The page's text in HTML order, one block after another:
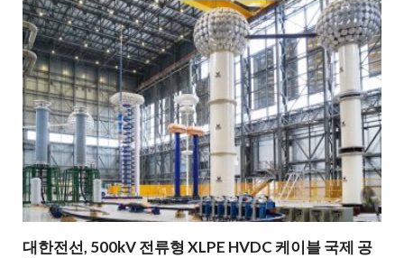
대한전선, 500kV 전류형 XLPE HVDC 케이블 국제 공